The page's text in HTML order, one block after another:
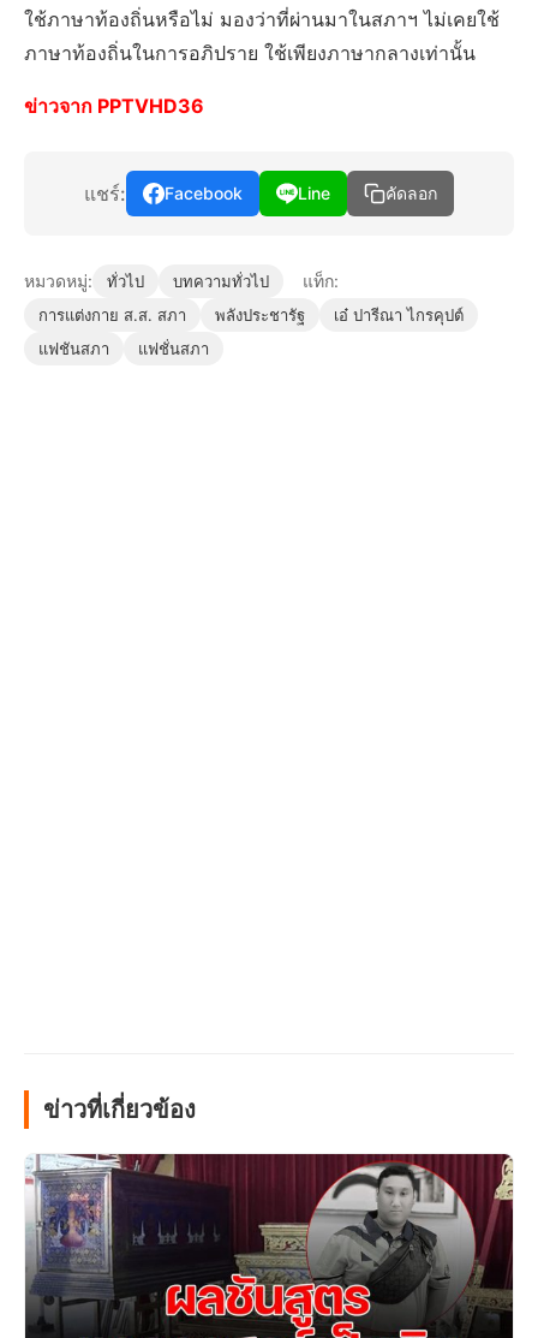
ใช้ภาษาท้องถิ่นหรือไม่ มองว่าที่ผ่านมาในสภาฯ ไม่เคยใช้
ภาษาท้องถิ่นในการอภิปราย ใช้เพียงภาษากลางเท่านั้น
ข่าวจาก PPTVHD36
แชร์: Facebook Line คัดลอก
หมวดหมู่: ทั่วไป บทความทั่วไป แท็ก:
การแต่งกาย ส.ส. สภา พลังประชารัฐ
เอ๋ ปารีณา ไกรคุปต์
แฟชันสภา
แฟชั่นสภา
ข่าวที่เกี่ยวข้อง